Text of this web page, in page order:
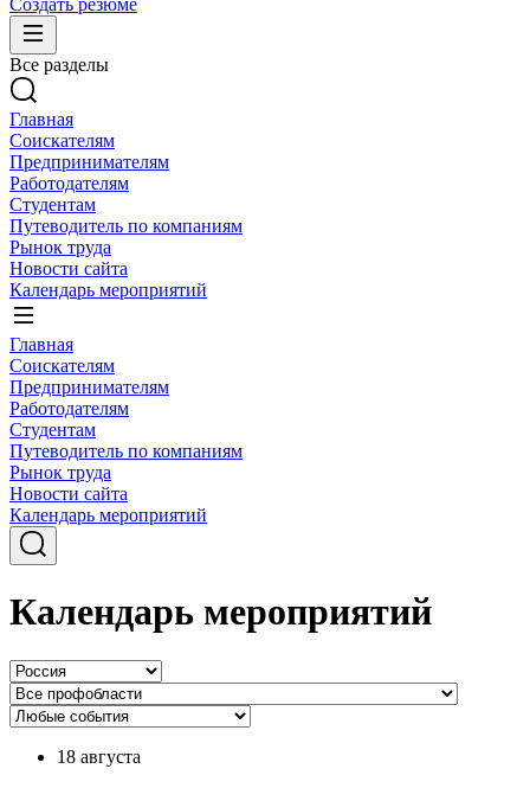
Создать резюме
Все разделы
Главная
Соискателям
Предпринимателям
Работодателям
Студентам
Путеводитель по компаниям
Рынок труда
Новости сайта
Календарь мероприятий
Главная
Соискателям
Предпринимателям
Работодателям
Студентам
Путеводитель по компаниям
Рынок труда
Новости сайта
Календарь мероприятий
Календарь мероприятий
18 августа